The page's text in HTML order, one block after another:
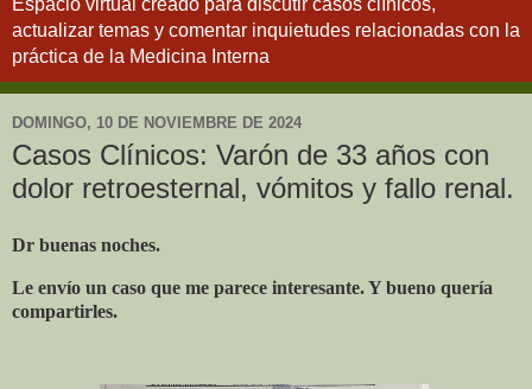
Espacio virtual creado para discutir casos clínicos,
actualizar temas y comentar inquietudes relacionadas con la
práctica de la Medicina Interna
DOMINGO, 10 DE NOVIEMBRE DE 2024
Casos Clínicos: Varón de 33 años con
dolor retroesternal, vómitos y fallo renal.
Dr buenas noches.
Le envío un caso que me parece interesante. Y bueno quería
compartirles.